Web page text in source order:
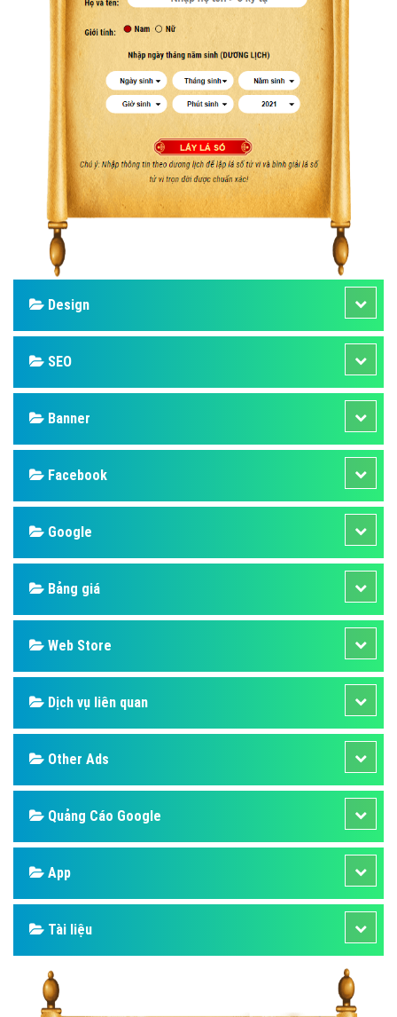
Design
SEO
Banner
Facebook
Google
Bảng giá
Web Store
Dịch vụ liên quan
Other Ads
Quảng Cáo Google
App
Tài liệu